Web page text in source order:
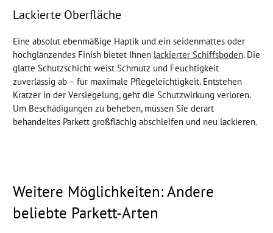
Lackierte Oberfläche
Eine absolut ebenmäßige Haptik und ein seidenmattes oder
hochglänzendes Finish bietet Ihnen lackierter Schiffsboden. Die
glatte Schutzschicht weist Schmutz und Feuchtigkeit
zuverlässig ab – für maximale Pflegeleichtigkeit. Entstehen
Kratzer in der Versiegelung, geht die Schutzwirkung verloren.
Um Beschädigungen zu beheben, müssen Sie derart
behandeltes Parkett großflächig abschleifen und neu lackieren.
Weitere Möglichkeiten: Andere
beliebte Parkett-Arten